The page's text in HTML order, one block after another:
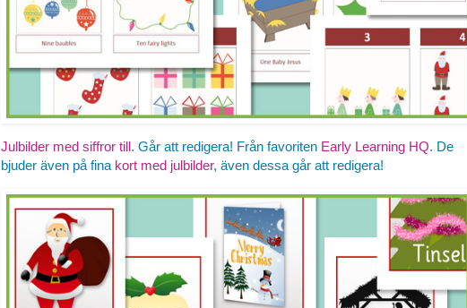
Julbilder med siffror till . Går att redigera! Från favoriten Early Learning HQ. De
bjuder även på fina kort med julbilder, även dessa går att redigera!